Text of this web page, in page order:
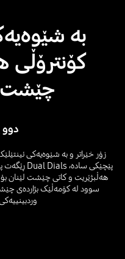
بە
کۆنترۆڵی
چێشت
زۆر خێراتر و بە شێوەیەکی
سوود لە کۆمەڵێک بژاردەی